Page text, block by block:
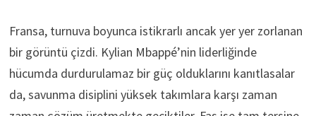
Fransa, turnuva boyunca istikrarlı ancak yer yer zorlanan
bir görüntü çizdi. Kylian Mbappé’nin liderliğinde
hücumda durdurulamaz bir güç olduklarını kanıtlasalar
da, savunma disiplini yüksek takımlara karşı zaman